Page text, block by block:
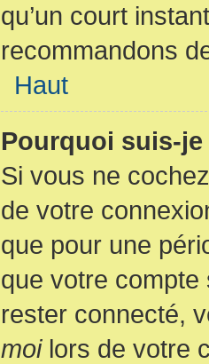
qu’un court
recommandons
Haut
Pourquoi suis-
Si vous ne
de votre
que pour une
que votre compte
rester connecté,
moilors de votre